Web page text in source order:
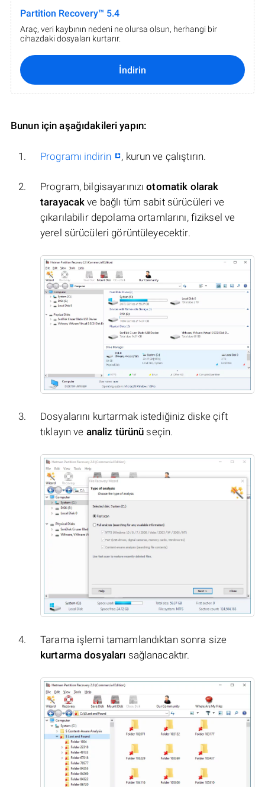
Partition Recovery™ 5.4
Araç, veri kaybının nedeni ne olursa olsun, herhangi bir
cihazdaki dosyaları kurtarır.
İndirin
Bunun için aşağıdakileri yapın:
Programı indirin , kurun ve çalıştırın.
Program, bilgisayarınızıotomatik olarak
tarayacak ve bağlı tüm sabit sürücüleri ve
çıkarılabilir depolama ortamlarını, fiziksel ve
yerel sürücüleri görüntüleyecektir.
Dosyalarını kurtarmak istediğiniz diske çift
tıklayın ve analiz türünü seçin.
Tarama işlemi tamamlandıktan sonra size
kurtarma dosyaları sağlanacaktır.